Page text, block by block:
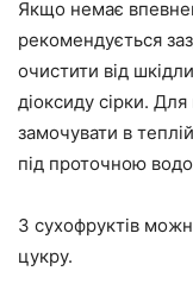
Якщо немає
рекомендується
очистити від
діоксиду сірки.
замочувати в
під проточною
З сухофруктів
цукру.